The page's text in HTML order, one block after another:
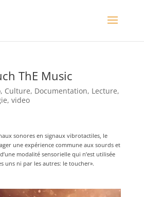
ThE Music
, Culture, Documentation, Lecture,
, video
sonores en signaux vibrotactiles, le
une expérience commune aux sourds et
modalité sensorielle qui n’est utilisée
uns ni par les autres: le toucher».